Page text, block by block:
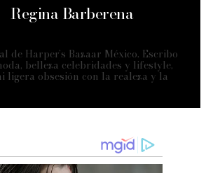
Regina Barberena
de Harper’s Bazaar México. Escribo
belleza celebridades y lifestyle,
ligera obsesión con la realeza y la